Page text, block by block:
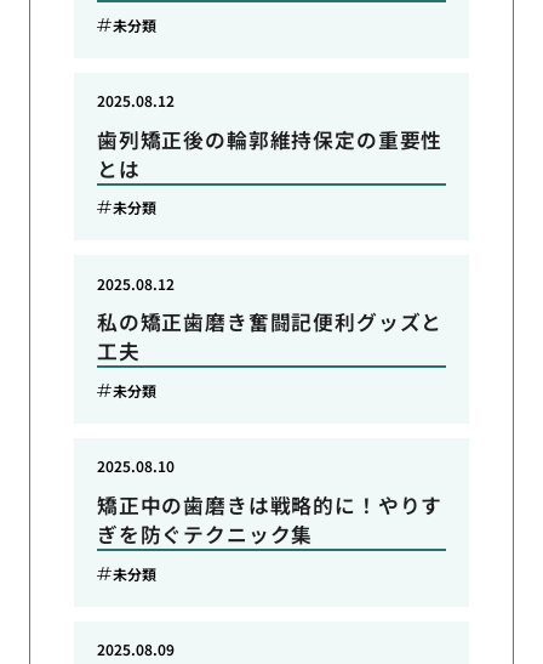
未分類
歯列矯正後の輪郭維持保定の重要性
とは
2025.08.12
未分類
私の矯正歯磨き奮闘記便利グッズと
工夫
2025.08.12
未分類
矯正中の歯磨きは戦略的に！やりす
ぎを防ぐテクニック集
2025.08.10
未分類
2025.08.09